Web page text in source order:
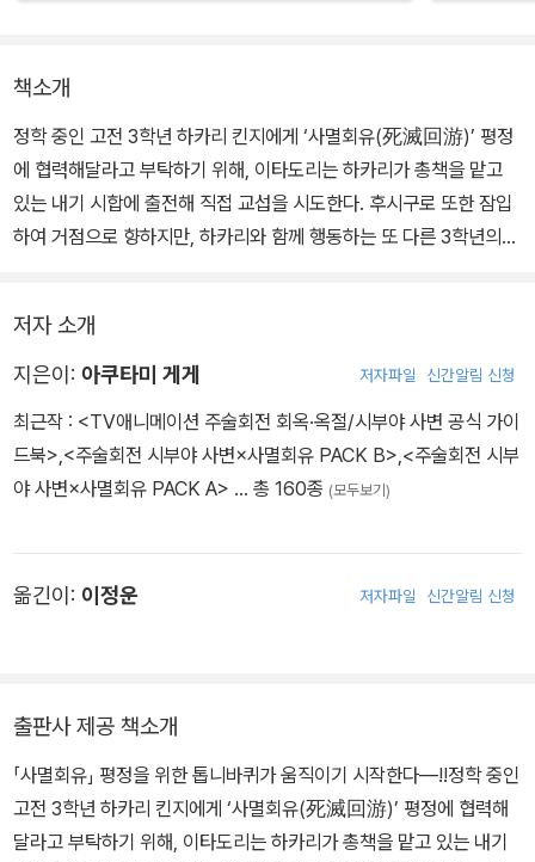
책소개
정학 중인 고전 3학년 하카리 킨지에게 ‘사멸회유(死滅回游)’ 평정
에 협력해달라고 부탁하기 위해, 이타도리는 하카리가 총책을 맡고
있는 내기 시합에 출전해 직접 교섭을 시도한다. 후시구로 또한 잠입
하여 거점으로 향하지만, 하카리와 함께 행동하는 또 다른 3학년의
저자 소개
지은이: 아쿠타미 게게 저자파일 신간알림 신청
최근작 : <TV애니메이션 주술회전 회옥·옥절/시부야 사변 공식 가이
드북>,<주술회전 시부야 사변×사멸회유 PACK B>,<주술회전 시부
야 사변×사멸회유 PACK A> … 총 160종 (모두보기)
옮긴이: 이정운 저자파일 신간알림 신청
출판사 제공 책소개
「사멸회유」 평정을 위한 톱니바퀴가 움직이기 시작한다―!!정학 중인
고전 3학년 하카리 킨지에게 ‘사멸회유(死滅回游)’ 평정에 협력해
달라고 부탁하기 위해, 이타도리는 하카리가 총책을 맡고 있는 내기